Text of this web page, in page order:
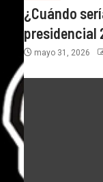
¿Cuándo
presidencial
mayo 31, 2026